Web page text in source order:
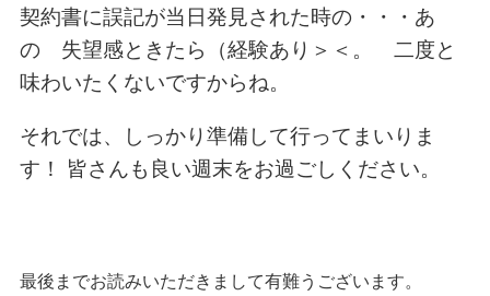
契約書に誤記が当日発見された時の・・・あ
の 失望感ときたら（経験あり＞＜。 二度と
味わいたくないですからね。
それでは、しっかり準備して行ってまいりま
す！ 皆さんも良い週末をお過ごしください。
最後までお読みいただきまして有難うございます。